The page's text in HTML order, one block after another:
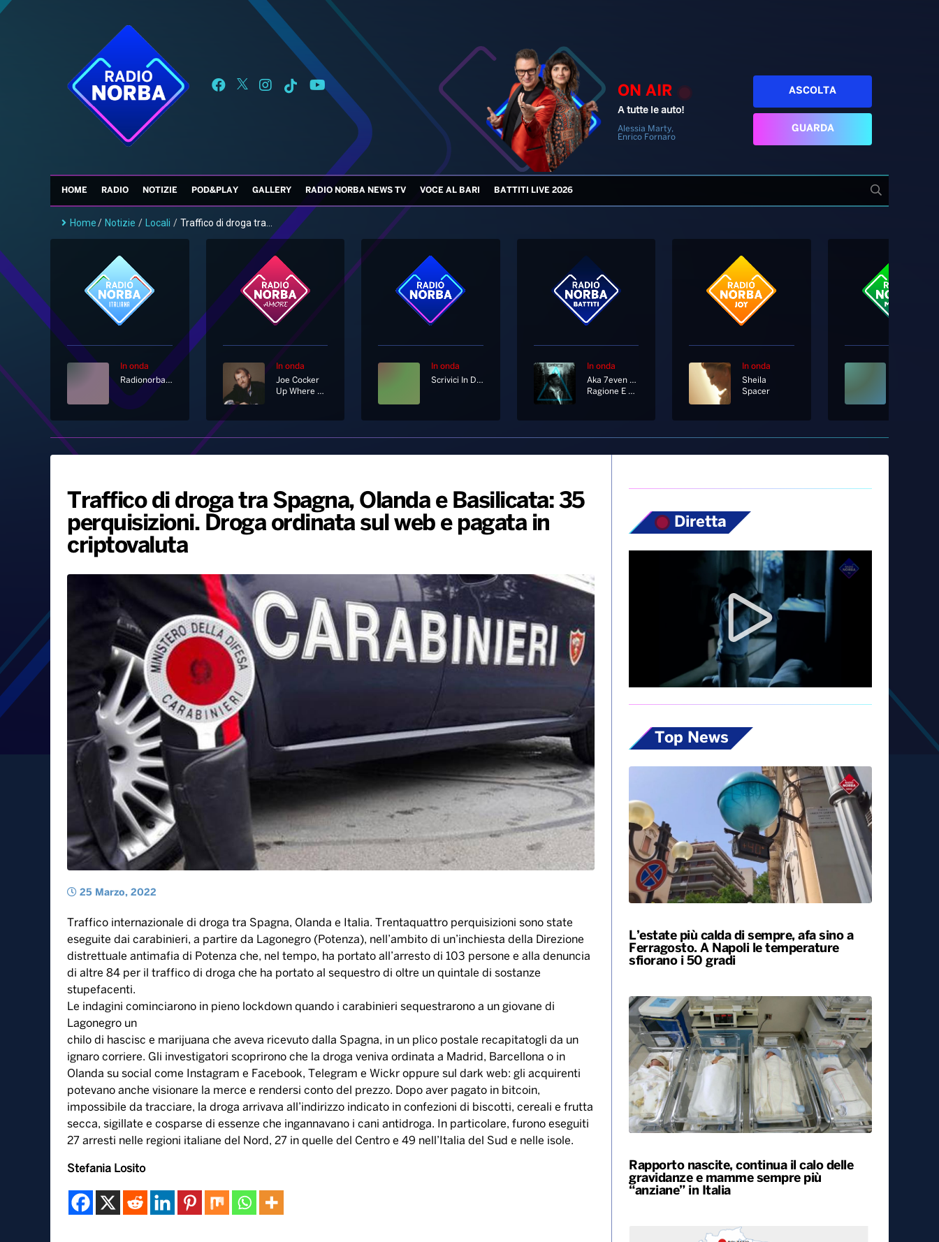
ON AIR
A tutte le auto!
Alessia Marty,
Enrico Fornaro
ASCOLTA
GUARDA
HOME RADIO NOTIZIE POD&PLAY GALLERY RADIO NORBA NEWS TV VOCE AL BARI BATTITI LIVE 2026
Home/ Notizie / Locali / Traffico di droga tra...
In onda
Radionorba News
In onda
Joe Cocker
Up Where We Belong
In onda
Scrivici In Diretta Su Whatsapp Al 333 12 12 333
In onda
Aka 7even Ft. Tormento
Ragione E Follia
In onda
Sheila
Spacer
Traffico di droga tra Spagna, Olanda e Basilicata: 35
perquisizioni. Droga ordinata sul web e pagata in
criptovaluta
25 Marzo, 2022
Traffico internazionale di droga tra Spagna, Olanda e Italia. Trentaquattro perquisizioni sono state
eseguite dai carabinieri, a partire da Lagonegro (Potenza), nell’ambito di un’inchiesta della Direzione
distrettuale antimafia di Potenza che, nel tempo, ha portato all’arresto di 103 persone e alla denuncia
di altre 84 per il traffico di droga che ha portato al sequestro di oltre un quintale di sostanze
stupefacenti.
Le indagini cominciarono in pieno lockdown quando i carabinieri sequestrarono a un giovane di
Lagonegro un
chilo di hascisc e marijuana che aveva ricevuto dalla Spagna, in un plico postale recapitatogli da un
ignaro corriere. Gli investigatori scoprirono che la droga veniva ordinata a Madrid, Barcellona o in
Olanda su social come Instagram e Facebook, Telegram e Wickr oppure sul dark web: gli acquirenti
potevano anche visionare la merce e rendersi conto del prezzo. Dopo aver pagato in bitcoin,
impossibile da tracciare, la droga arrivava all’indirizzo indicato in confezioni di biscotti, cereali e frutta
secca, sigillate e cosparse di essenze che ingannavano i cani antidroga. In particolare, furono eseguiti
27 arresti nelle regioni italiane del Nord, 27 in quelle del Centro e 49 nell’Italia del Sud e nelle isole.
Stefania Losito
Diretta
Top News
L’estate più calda di sempre, afa sino a
Ferragosto. A Napoli le temperature
sfiorano i 50 gradi
Rapporto nascite, continua il calo delle
gravidanze e mamme sempre più
“anziane” in Italia